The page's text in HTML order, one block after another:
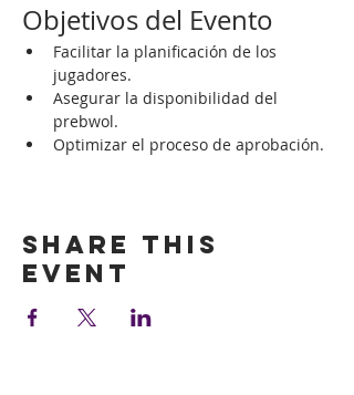
Objetivos del Evento
Facilitar la planificación de los
jugadores.
Asegurar la disponibilidad del
prebwol.
Optimizar el proceso de aprobación.
Share this
event